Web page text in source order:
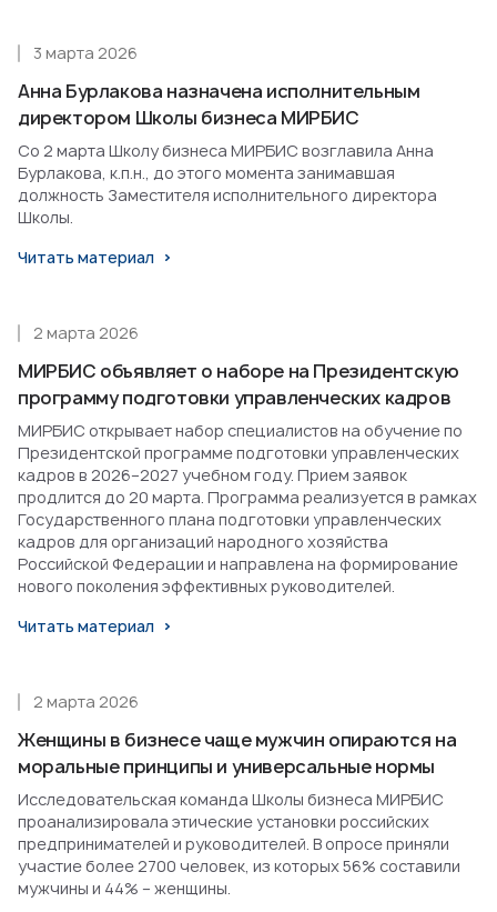
Анна Бурлакова назначена исполнительным
директором Школы бизнеса МИРБИС
3 марта 2026
Со 2 марта Школу бизнеса МИРБИС возглавила Анна
Бурлакова, к.п.н., до этого момента занимавшая
должность Заместителя исполнительного директора
Школы.
Читать материал
МИРБИС объявляет о наборе на Президентскую
программу подготовки управленческих кадров
2 марта 2026
МИРБИС открывает набор специалистов на обучение по
Президентской программе подготовки управленческих
кадров в 2026–2027 учебном году. Прием заявок
продлится до 20 марта. Программа реализуется в рамках
Государственного плана подготовки управленческих
кадров для организаций народного хозяйства
Российской Федерации и направлена на формирование
нового поколения эффективных руководителей.
Читать материал
Женщины в бизнесе чаще мужчин опираются на
моральные принципы и универсальные нормы
2 марта 2026
Исследовательская команда Школы бизнеса МИРБИС
проанализировала этические установки российских
предпринимателей и руководителей. В опросе приняли
участие более 2700 человек, из которых 56% составили
мужчины и 44% – женщины.